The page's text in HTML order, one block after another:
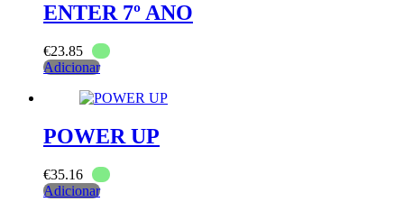
ENTER 7º ANO
€23.85
Adicionar
POWER UP
€35.16
Adicionar